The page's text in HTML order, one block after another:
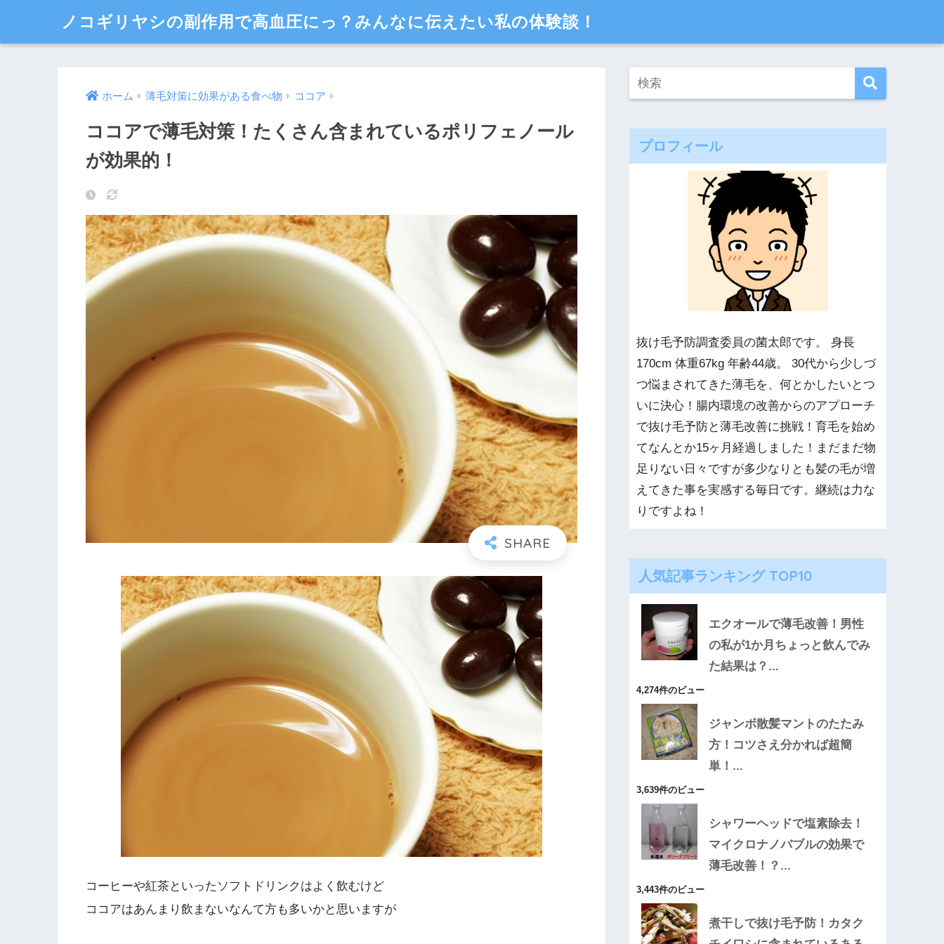
ノコギリヤシの副作用で高血圧にっ？みんなに伝えたい私の体験談！
ホーム 薄毛対策に効果がある食べ物 ココア
ココアで薄毛対策！たくさん含まれているポリフェノール
が効果的！
コーヒーや紅茶といったソフトドリンクはよく飲むけど
ココアはあんまり飲まないなんて方も多いかと思いますが
プロフィール
抜け毛予防調査委員の菌太郎です。 身長
170cm 体重67kg 年齢44歳。 30代から少しづ
つ悩まされてきた薄毛を、何とかしたいとつ
いに決心！腸内環境の改善からのアプローチ
で抜け毛予防と薄毛改善に挑戦！育毛を始め
てなんとか15ヶ月経過しました！まだまだ物
足りない日々ですが多少なりとも髪の毛が増
えてきた事を実感する毎日です。継続は力な
りですよね！
人気記事ランキング TOP10
エクオールで薄毛改善！男性
の私が1か月ちょっと飲んでみ
た結果は？...
4,274件のビュー
ジャンボ散髪マントのたたみ
方！コツさえ分かれば超簡
単！...
3,639件のビュー
シャワーヘッドで塩素除去！
マイクロナノバブルの効果で
薄毛改善！？...
3,443件のビュー
煮干しで抜け毛予防！カタク